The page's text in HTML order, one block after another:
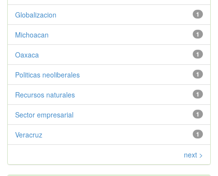
1
Globalizacion
1
Michoacan
1
Oaxaca
1
Politicas neoliberales
1
Recursos naturales
1
Sector empresarial
1
Veracruz
next >